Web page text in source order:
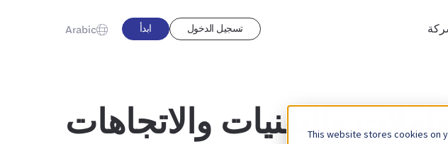
This website stores cookies on
تسجيل الدخول ابدأ Arabic
والتقنيات والاتجاهات